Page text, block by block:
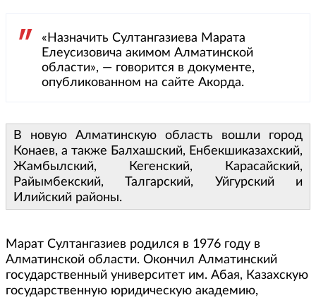
«Назначить Султангазиева Марата
Елеусизовича акимом Алматинской
области», — говорится в документе,
опубликованном на сайте Акорда.
В новую Алматинскую область вошли город
Конаев, а также Балхашский, Енбекшиказахский,
Жамбылский, Кегенский, Карасайский,
Райымбекский, Талгарский, Уйгурский и
Илийский районы.
Марат Султангазиев родился в 1976 году в
Алматинской области. Окончил Алматинский
государственный университет им. Абая, Казахскую
государственную юридическую академию,